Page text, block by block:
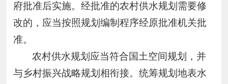
府批准后实施。经批准的农村供水规划需要修
改的，应当按照规划编制程序经原批准机关批
准。
农村供水规划应当符合国土空间规划，并
与乡村振兴战略规划相衔接。统筹规划地表水